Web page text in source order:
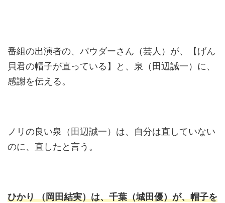
番組の出演者の、パウダーさん（芸人）が、【げん
貝君の帽子が直っている】と、泉（田辺誠一）に、
感謝を伝える。
ノリの良い泉（田辺誠一）は、自分は直していない
のに、直したと言う。
ひかり （岡田結実）は、千葉（城田優）が、帽子を